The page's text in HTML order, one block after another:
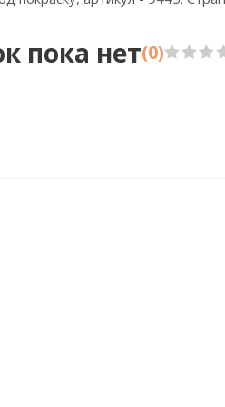
пока нет(0)